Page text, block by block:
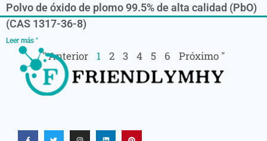
Polvo de óxido de plomo 99.5% de alta calidad (PbO)
(CAS 1317-36-8)
Leer más "
" Anterior 1 2 3 4 5 6 Próximo "